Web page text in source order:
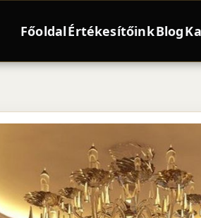
FőoldalÉrtékesítőinkBlog